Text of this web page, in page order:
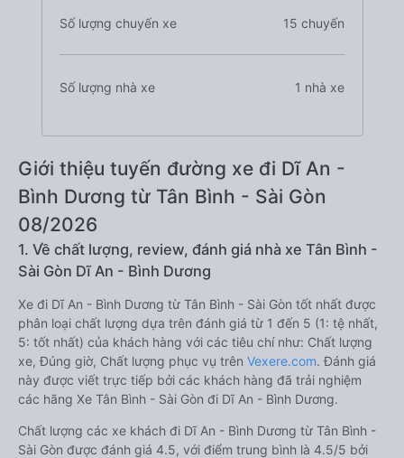
Số lượng chuyến xe 15 chuyến
Số lượng nhà xe 1 nhà xe
Giới thiệu tuyến đường xe đi Dĩ An -
Bình Dương từ Tân Bình - Sài Gòn
08/2026
1. Về chất lượng, review, đánh giá nhà xe Tân Bình -
Sài Gòn Dĩ An - Bình Dương
Xe đi Dĩ An - Bình Dương từ Tân Bình - Sài Gòn tốt nhất được
phân loại chất lượng dựa trên đánh giá từ 1 đến 5 (1: tệ nhất,
5: tốt nhất) của khách hàng với các tiêu chí như: Chất lượng
xe, Đúng giờ, Chất lượng phục vụ trên Vexere.com. Đánh giá
này được viết trực tiếp bởi các khách hàng đã trải nghiệm
các hãng Xe Tân Bình - Sài Gòn đi Dĩ An - Bình Dương.
Chất lượng các xe khách đi Dĩ An - Bình Dương từ Tân Bình -
Sài Gòn được đánh giá 4.5, với điểm trung bình là 4.5/5 bởi